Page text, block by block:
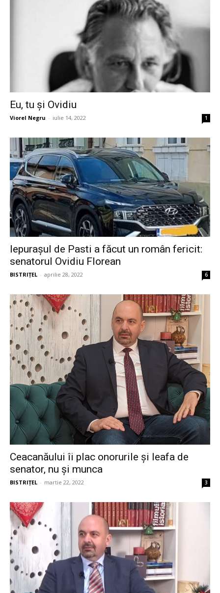
Eu, tu și Ovidiu
Viorel Negru - iulie 14, 2022 1
Iepurașul de Pasti a făcut un român fericit:
senatorul Ovidiu Florean
BISTRIȚEL - aprilie 28, 2022 6
Ceacanăului îi plac onorurile și leafa de
senator, nu și munca
BISTRIȚEL - martie 22, 2022 3